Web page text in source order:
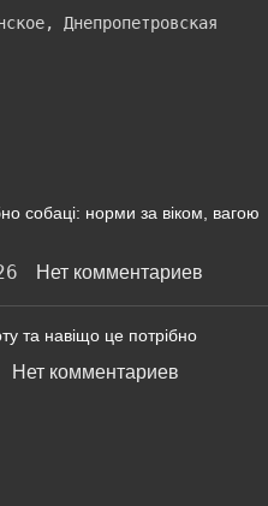
Днепропетровская
собаці: норми за віком, вагою
Нет комментариев
та навіщо це потрібно
Нет комментариев